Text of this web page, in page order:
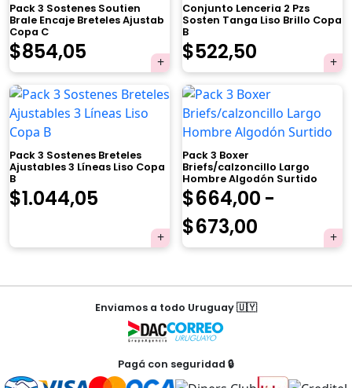
Pack 3 Sostenes Soutien
Brale Encaje Breteles Ajustab
Copa C
El
precio
original
era:
$899,00.
$854,05
precio
actual
$854,05.
Conjunto Lenceria 2 Pzs
Sosten Tanga Liso Brillo Copa
B
El
precio
original
era:
$550,00.
$522,50
precio
actual
es:
$522,50.
Pack 3 Sostenes Breteles
Ajustables 3 Líneas Liso Copa
B
El
original
era:
$1.099,00.
$1.044,05
precio
actual
es:
$1.044,05.
Pack 3 Boxer
Briefs/calzoncillo Largo
Hombre Algodón Surtido
$664,00 -
$673,00
de
precios:
desde
NavegaciónEnviamos a todo Uruguay 🇺🇾
Pagá con seguridad 🔒
×
Tu carrito está vacío.
Agregá un producto y aparecerá acá